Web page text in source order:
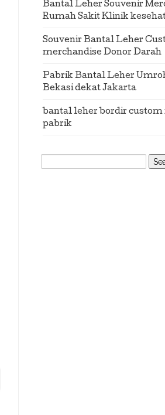
Bantal Leher Souvenir
Rumah Sakit Klinik
Souvenir Bantal Leher
merchandise Donor Darah
Pabrik Bantal Leher
Bekasi dekat Jakarta
bantal leher bordir custom
pabrik
Search
for: